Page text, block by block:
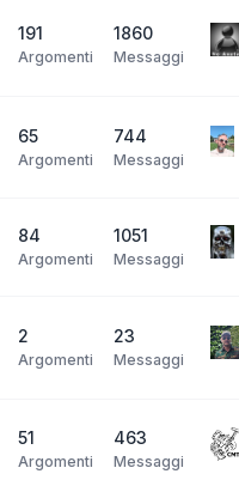
191
Argomenti
1860
Messaggi
65
Argomenti
744
Messaggi
84
Argomenti
1051
Messaggi
2
Argomenti
23
Messaggi
51
Argomenti
463
Messaggi